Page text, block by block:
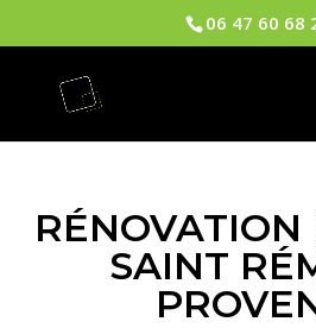
06 47 60 68
RÉNOVATION
SAINT